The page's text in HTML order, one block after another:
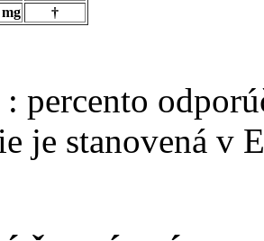
†
percento
je stanovená v